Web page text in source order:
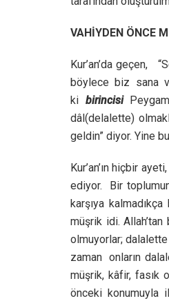
VAHİYDEN ÖNCE
Kur’an’da geçen,
böylece biz sana
ki birincisi
dâl(delalette)
geldin” diyor. Yine
Kur’an’ın hiçbir
ediyor. Bir
karşıya
müşrik idi.
olmuyorlar; dalalette
zaman onların
müşrik, kâfir, fasık
önceki konumuyla